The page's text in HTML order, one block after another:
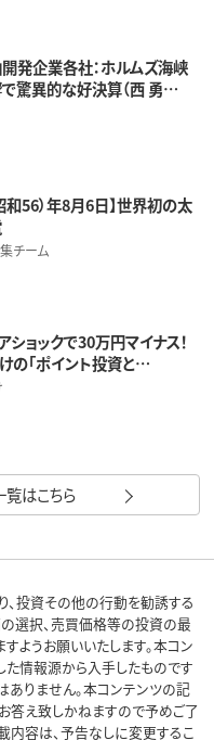
発企業各社：ホルムズ海峡
驚異的な好決算（西 勇…
和56）年8月6日】世界初の太
チーム
ショックで30万円マイナス！
の「ポイント投資と…
覧はこちら
、投資その他の行動を勧誘する
選択、売買価格等の投資の最
ようお願いいたします。本コン
た情報源から入手したものです
りません。本コンテンツの記
答え致しかねますので予めご了
内容は、予告なしに変更するこ